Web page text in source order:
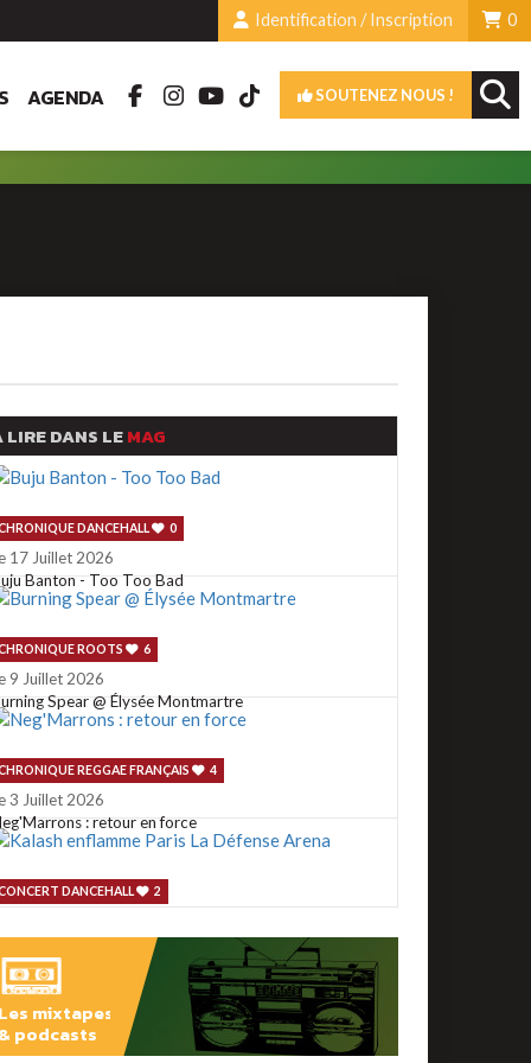
0
Identification / Inscription
AGENDA SOUTENEZ NOUS !
LIRE DANS LEMAG
DANCEHALL 0
17 Juillet 2026
Banton - Too Too Bad
ROOTS 6
9 Juillet 2026
Spear @ Élysée Montmartre
REGGAE FRANÇAIS 4
3 Juillet 2026
: retour en force
DANCEHALL 2
enflamme Paris La Défense Arena
CONCERT ROOTS
Le 29 Juin 2026
Les mixtapes
& podcasts